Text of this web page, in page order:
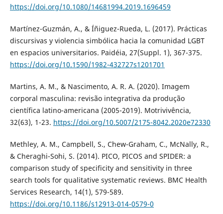
https://doi.org/10.1080/14681994.2019.1696459
Martínez-Guzmán, A., & Íñiguez-Rueda, L. (2017). Prácticas
discursivas y violencia simbólica hacia la comunidad LGBT
en espacios universitarios. Paidéia, 27(Suppl. 1), 367-375.
https://doi.org/10.1590/1982-432727s1201701
Martins, A. M., & Nascimento, A. R. A. (2020). Imagem
corporal masculina: revisão integrativa da produção
científica latino-americana (2005-2019). Motrivivência,
32(63), 1-23. https://doi.org/10.5007/2175-8042.2020e72330
Methley, A. M., Campbell, S., Chew-Graham, C., McNally, R.,
& Cheraghi-Sohi, S. (2014). PICO, PICOS and SPIDER: a
comparison study of specificity and sensitivity in three
search tools for qualitative systematic reviews. BMC Health
Services Research, 14(1), 579-589.
https://doi.org/10.1186/s12913-014-0579-0